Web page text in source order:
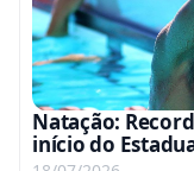
Natação:
início do